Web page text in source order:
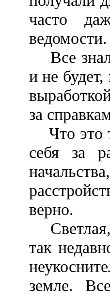
часто
ведомости.
Все
и не
за
Что это
себя за
верно.
Светлая,
так
земле.